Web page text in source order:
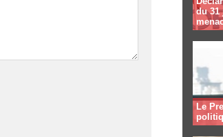
du 31
Le